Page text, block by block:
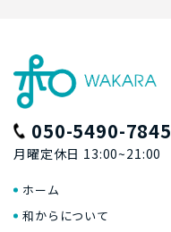
050-5490-7845
月曜定休日 13:00~21:00
ホーム
和からについて